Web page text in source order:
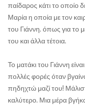
παίδαρος κάτι το οποίο
Μαρία η οποία με τον
του Γιάννη. όπως για το
του και άλλα τέτοια.
Το ματάκι του Γιάννη
πολλές φορές όταν
πηδηχτώ μαζί του!
καλύτερο. Μια μέρα